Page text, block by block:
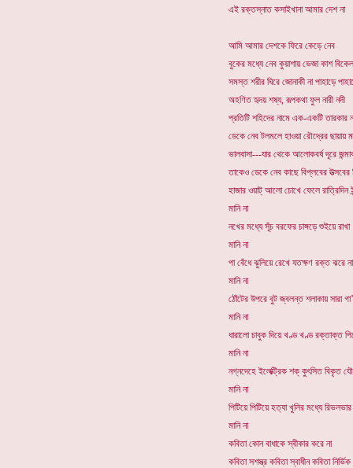
এই রক্তস্নাত কসাইখানা আমার দেশ না
আমি আমার দেশকে ফিরে কেড়ে নেব
বুকের মধ্যে নেব কুয়াশায় ভেজা কাশ
সমস্ত শরীর ঘিরে জোনাকী না পাহাড়ে
অহণিত হৃদয় শষ্য, রূপকথা ফুল নারী নদী
প্রতিটি শহিদের নামে এক-একটি তারকার
ডেকে নেব টলমলে হাওয়া রৌদ্রের ছায়ায়
ভালবাসা---যার থেকে আলোকবর্ষ দূরে
তাকেও ডেকে নেব কাছে বিপ্লবের উত্সবের
হাজার ওয়াট্ আলো চোখে ফেলে রাত্রিদিন
মানি না
নখের মধ্যে সূঁচ বরফের চাঙ্গড়ে শুইয়ে রাখা
মানি না
পা বেঁধে ঝুলিয়ে রেখে যতক্ষণ রক্ত ঝরে
মানি না
ঠোঁটের উপরে বুট জ্বলন্ত শলাকায় সারা
মানি না
ধারালো চাবুক দিয়ে খণ্ড খণ্ড রক্তাক্ত
মানি না
নগ্নদেহে ইলেক্ট্রিক শক্ কুৎসিত বিকৃত
মানি না
পিটিয়ে পিটিয়ে হত্যা খুলির মধ্যে
মানি না
কবিতা কোন বাধাকে স্বীকার করে না
কবিতা সশস্ত্র কবিতা স্বাধীন কবিতা নির্ভিক